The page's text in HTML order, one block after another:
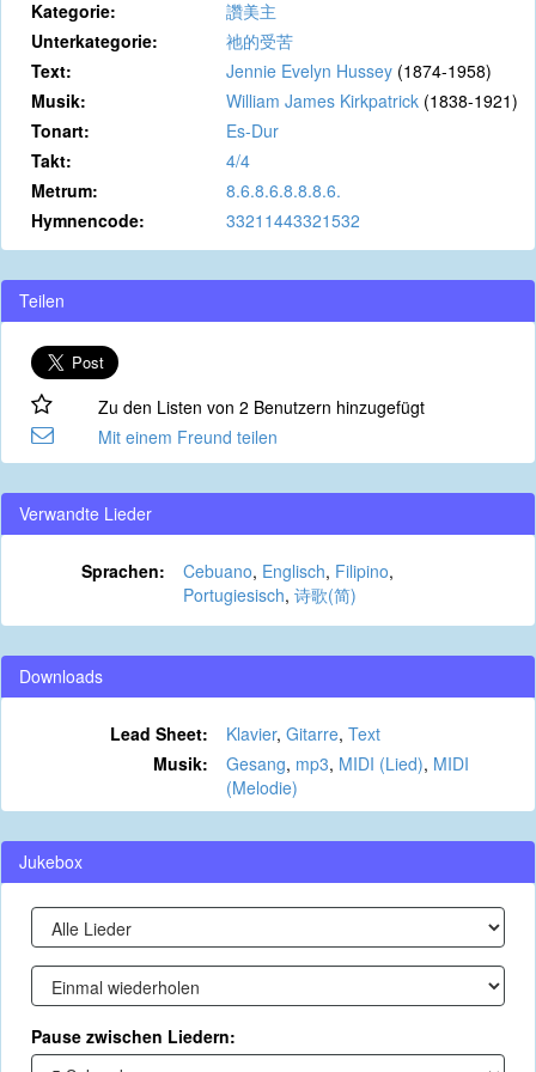
Kategorie:
讚美主
Unterkategorie:
祂的受苦
Text:
Jennie Evelyn Hussey (1874-1958)
Musik:
William James Kirkpatrick (1838-1921)
Tonart:
Es-Dur
Takt:
4/4
Metrum:
8.6.8.6.8.8.8.6.
Hymnencode:
33211443321532
Teilen
Zu den Listen von 2 Benutzern hinzugefügt
Mit einem Freund teilen
Verwandte Lieder
Sprachen: Cebuano, Englisch, Filipino,
Portugiesisch, 诗歌(简)
Downloads
Lead Sheet: Klavier, Gitarre, Text
Musik:
Gesang, mp3, MIDI (Lied), MIDI
(Melodie)
Jukebox
Pause zwischen Liedern: